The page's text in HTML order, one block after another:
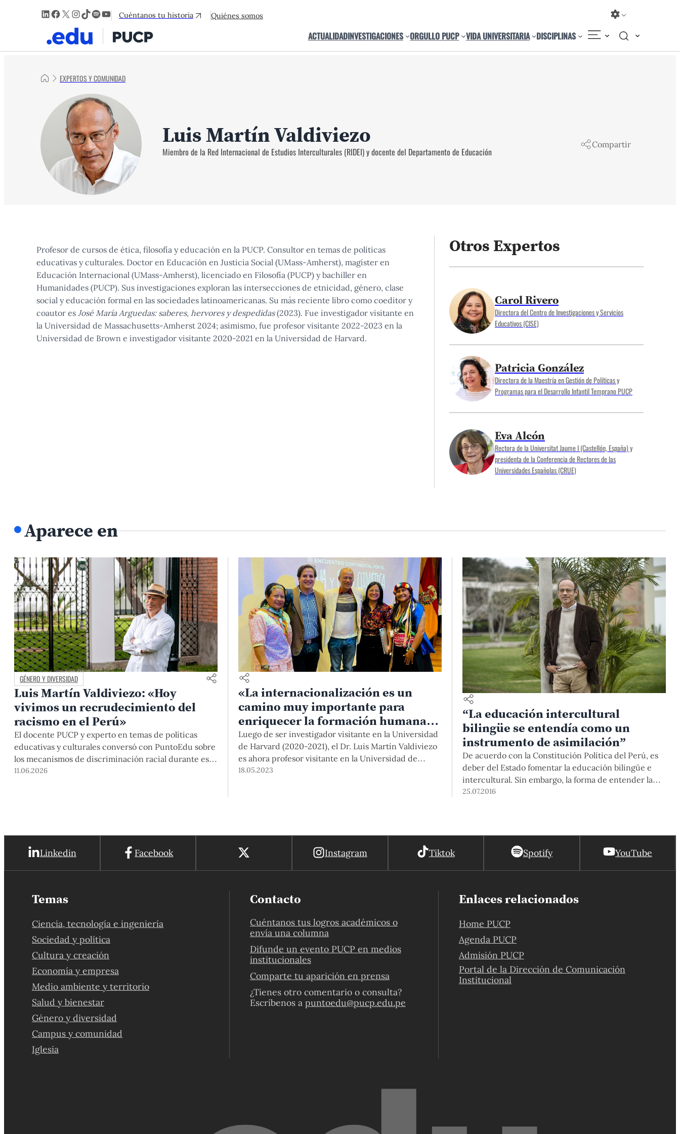
LinkedIn
Facebook
X Instagram
TikTok
Spotify
YouTube
Cuéntanos tu historia Quiénes somos
ACTUALIDADINVESTIGACIONES ORGULLO PUCP VIDA UNIVERSITARIA DISCIPLINAS
EXPERTOS Y COMUNIDAD
Luis Martín Valdiviezo
Miembro de la Red Internacional de Estudios Interculturales (RIDEI) y docente del Departamento de Educación
Compartir
Profesor de cursos de ética, filosofía y educación en la PUCP. Consultor en temas de políticas
educativas y culturales. Doctor en Educación en Justicia Social (UMass-Amherst), magíster en
Educación Internacional (UMass-Amherst), licenciado en Filosofía (PUCP) y bachiller en
Humanidades (PUCP). Sus investigaciones exploran las intersecciones de etnicidad, género, clase
social y educación formal en las sociedades latinoamericanas. Su más reciente libro como coeditor y
coautor es José María Arguedas: saberes, hervores y despedidas(2023). Fue investigador visitante en
la Universidad de Massachusetts-Amherst 2024; asimismo, fue profesor visitante 2022-2023 en la
Universidad de Brown e investigador visitante 2020-2021 en la Universidad de Harvard.
Otros Expertos
Carol Rivero
Directora del Centro de Investigaciones y Servicios
Educativos (CISE)
Patricia González
Directora de la Maestría en Gestión de Políticas y
Programas para el Desarrollo Infantil Temprano PUCP
Eva Alcón
Rectora de la Universitat Jaume I (Castellón, España) y
presidenta de la Conferencia de Rectores de las
Universidades Españolas (CRUE)
Aparece en
GÉNERO Y DIVERSIDAD
Luis Martín Valdiviezo: «Hoy
vivimos un recrudecimiento del
racismo en el Perú»
El docente PUCP y experto en temas de políticas
educativas y culturales conversó con PuntoEdu sobre
los mecanismos de discriminación racial durante este
siglo en el país, pero también respecto de cultura y
11.06.2026
«La internacionalización es un
camino muy importante para
enriquecer la formación humana
de nuestras comunidades
académicas»
Luego de ser investigador visitante en la Universidad
de Harvard (2020-2021), el Dr. Luis Martín Valdiviezo
es ahora profesor visitante en la Universidad de
Brown (2022-2023). En esta entrevista habla sobre las
18.05.2023
“La educación intercultural
bilingüe se entendía como un
instrumento de asimilación”
De acuerdo con la Constitución Política del Perú, es
deber del Estado fomentar la educación bilingüe e
intercultural. Sin embargo, la forma de entender la
interculturalidad y la diversidad lingüística en el país
peruana porque finalmente establece una ruta y una
Educación y docente del Departamento de
política.
25.07.2016
Linkedin Facebook Instagram Tiktok Spotify YouTube
Temas
Ciencia, tecnología e ingeniería
Sociedad y política
Cultura y creación
Economía y empresa
Medio ambiente y territorio
Salud y bienestar
Género y diversidad
Campus y comunidad
Iglesia
Contacto
Cuéntanos tus logros académicos o
envía una columna
Difunde un evento PUCP en medios
institucionales
Comparte tu aparición en prensa
¿Tienes otro comentario o consulta?
Escríbenos a puntoedu@pucp.edu.pe
Enlaces relacionados
Home PUCP
Agenda PUCP
Admisión PUCP
Portal de la Dirección de Comunicación
Institucional